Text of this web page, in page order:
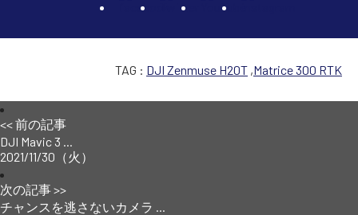
TAG : DJI Zenmuse H20T ,Matrice 300 RTK
<< 前の記事
DJI Mavic 3 ...
2021/11/30（火）
次の記事 >>
チャンスを逃さないカメラ ...